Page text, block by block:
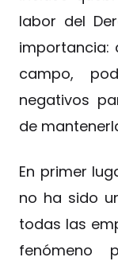
labor del
importancia:
campo,
negativos
de
En primer
no ha sido
todas las
fenómeno